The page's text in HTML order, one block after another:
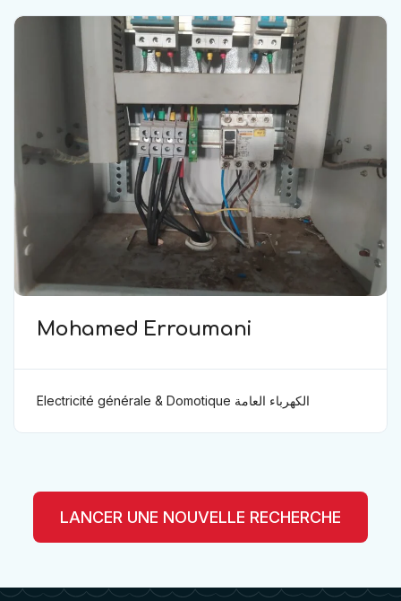
Mohamed Erroumani
Electricité générale & Domotique الكهرباء العامة
LANCER UNE NOUVELLE RECHERCHE